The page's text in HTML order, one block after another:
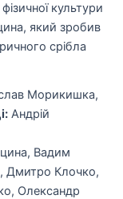
культури
який зробив
срібла
Морикишка,
Андрій
Вадим
Дмитро Клочко,
Олександр